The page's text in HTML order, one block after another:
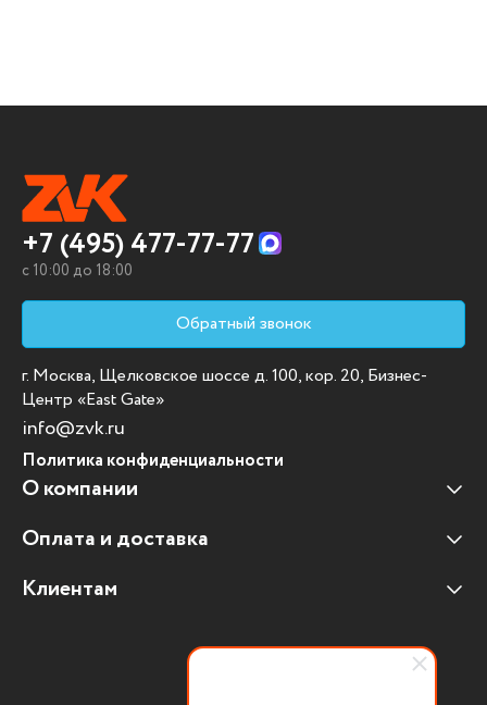
+7 (495) 477-77-77
c 10:00 до 18:00
Обратный звонок
г. Москва, Щелковское шоссе д. 100, кор. 20, Бизнес-
Центр «East Gate»
info@zvk.ru
Политика конфиденциальности
О компании
Наши клиенты
Отзывы клиентов
Оплата и доставка
Оплата и доставка
Клиентам